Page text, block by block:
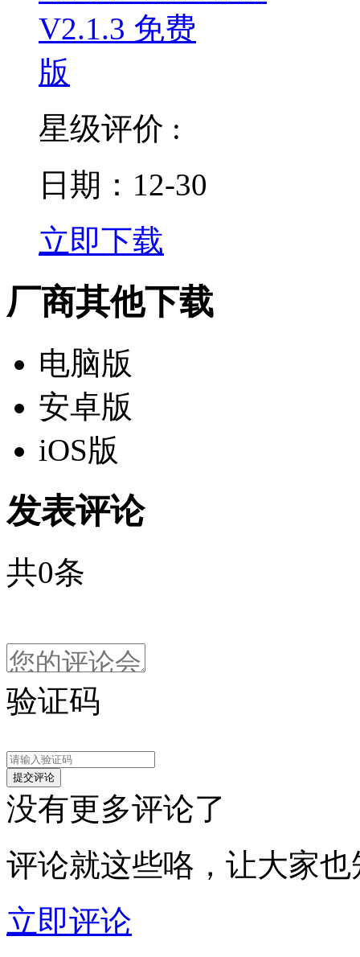
星级评价 :
日期：12-30
立即下载
厂商其他下载
电脑版
安卓版
iOS版
发表评论
共0条
验证码
没有更多评论了
评论就这些咯，让大家
立即评论